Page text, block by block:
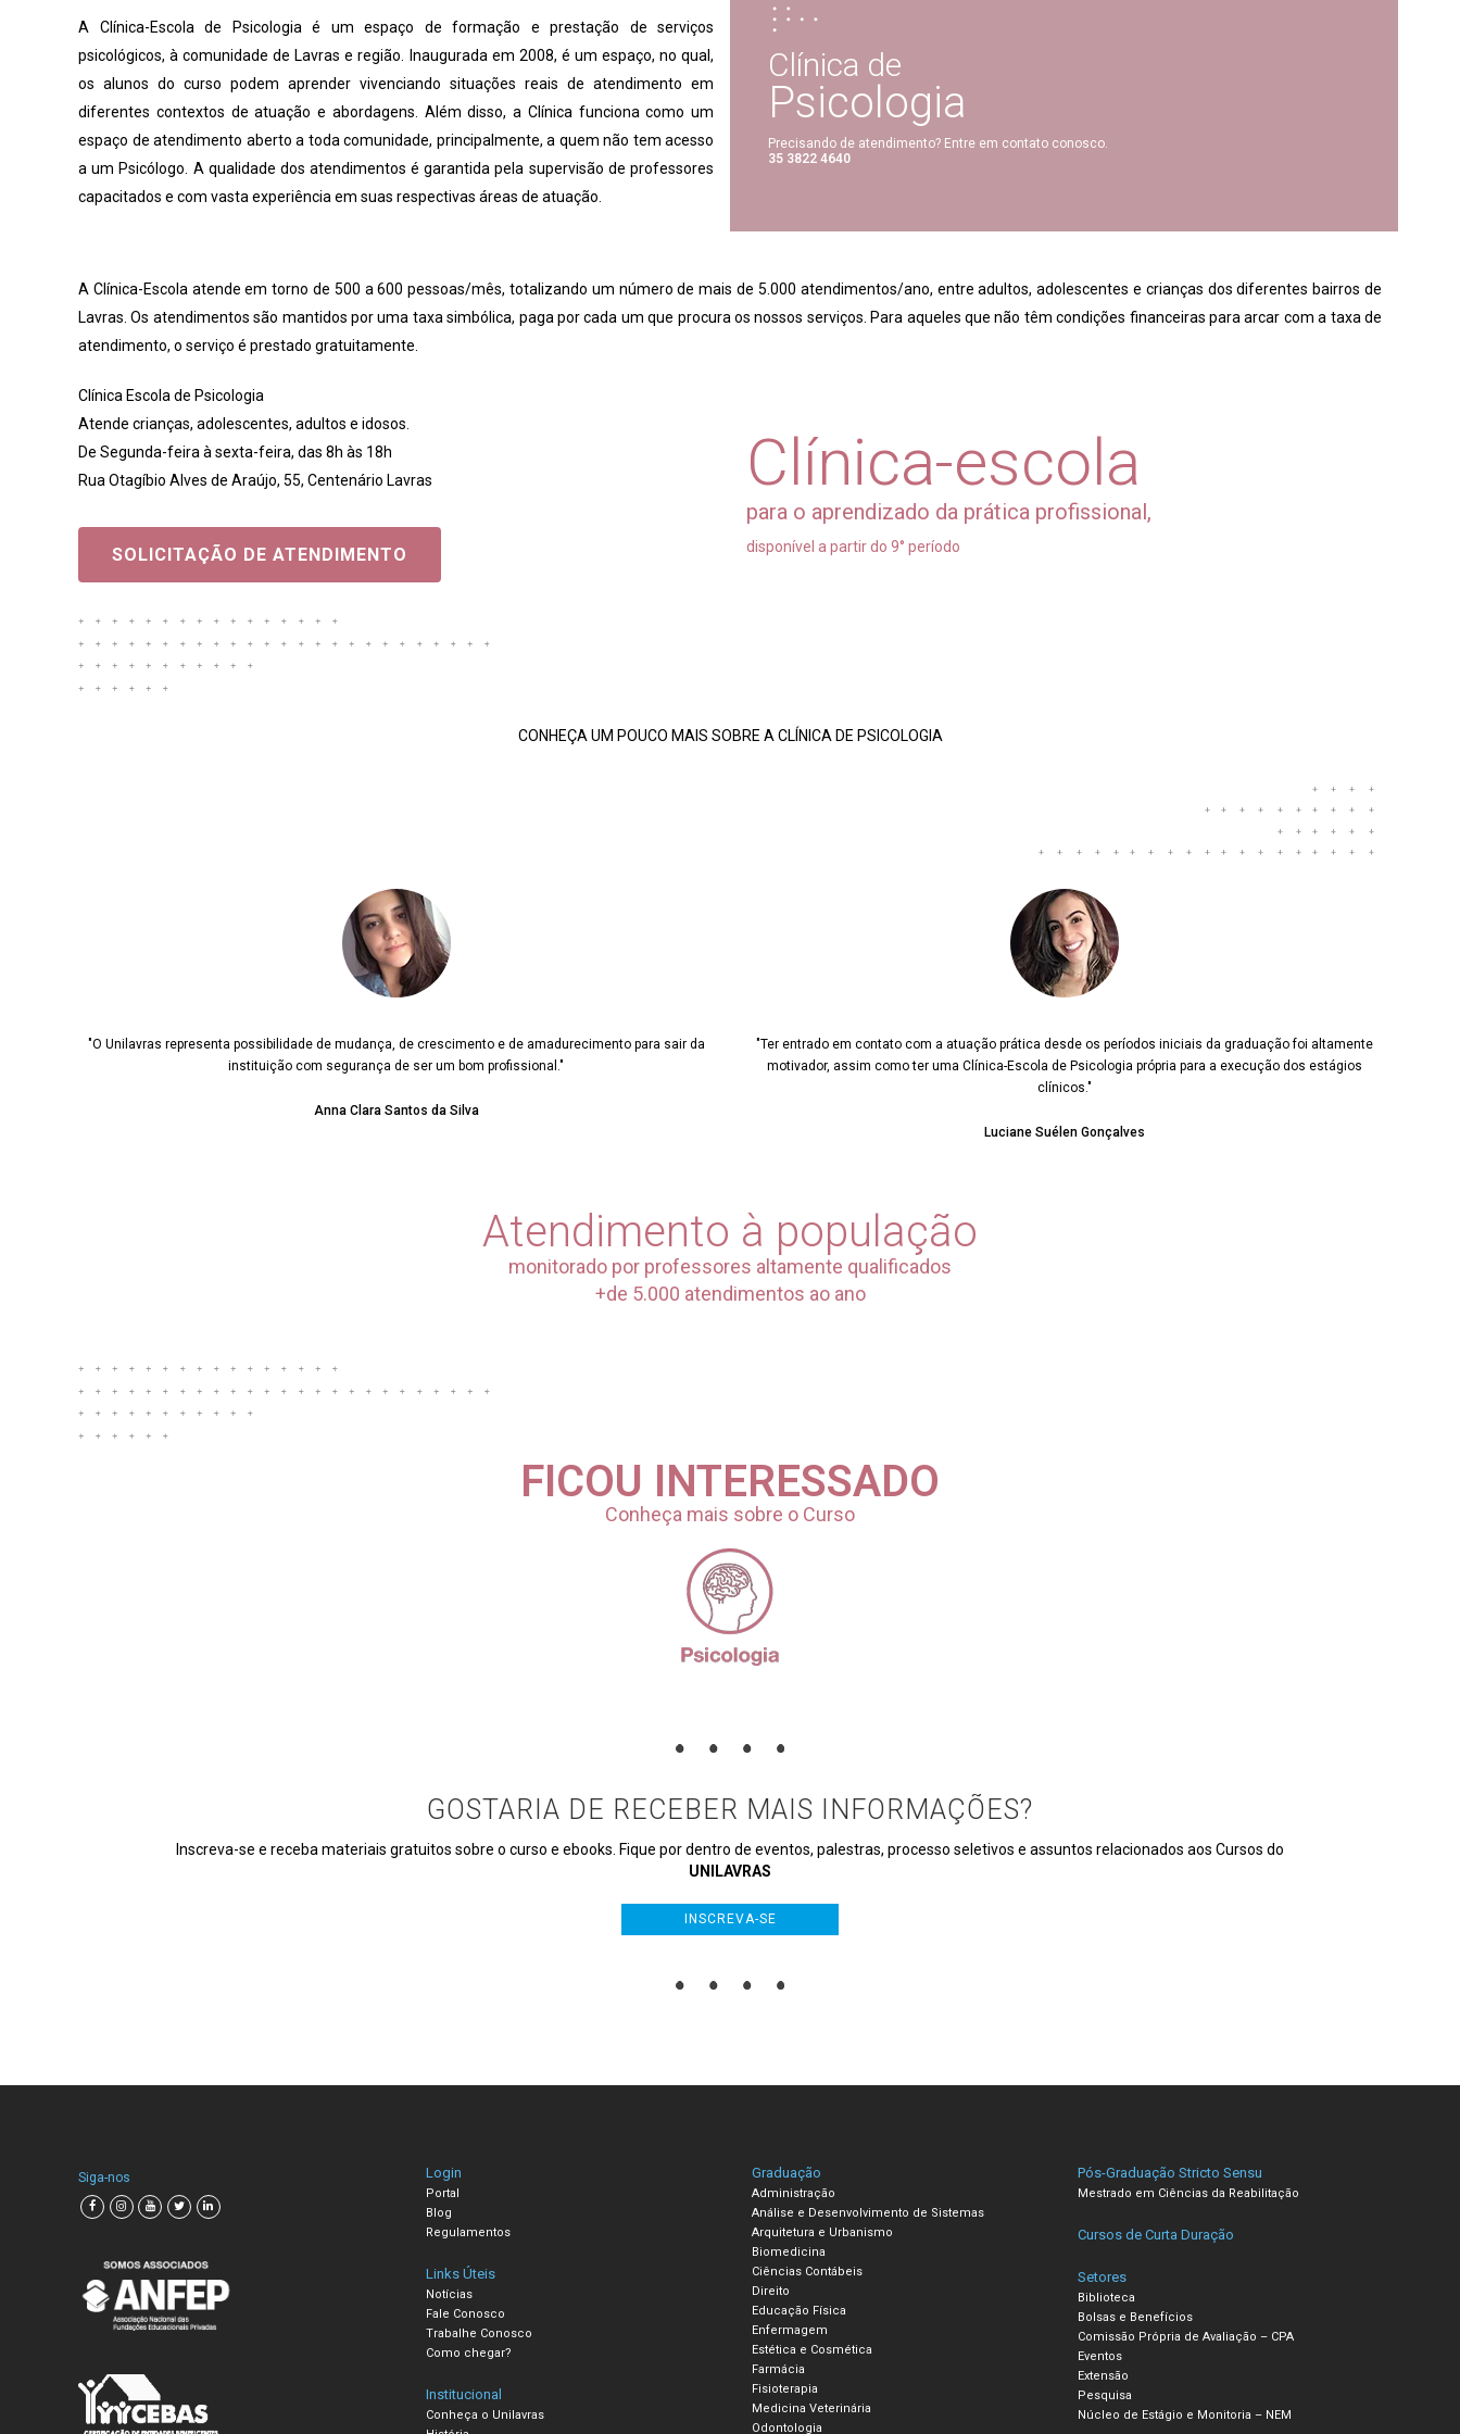
A Clínica-Escola de Psicologia é um espaço de formação e prestação de serviços
psicológicos, à comunidade de Lavras e região. Inaugurada em 2008, é um espaço, no qual,
os alunos do curso podem aprender vivenciando situações reais de atendimento em
diferentes contextos de atuação e abordagens. Além disso, a Clínica funciona como um
espaço de atendimento aberto a toda comunidade, principalmente, a quem não tem acesso
a um Psicólogo. A qualidade dos atendimentos é garantida pela supervisão de professores
capacitados e com vasta experiência em suas respectivas áreas de atuação.
Clínica de
Psicologia
Precisando de atendimento? Entre em contato conosco.
35 3822 4640
A Clínica-Escola atende em torno de 500 a 600 pessoas/mês, totalizando um número de mais de 5.000 atendimentos/ano, entre adultos, adolescentes e crianças dos diferentes bairros de
Lavras. Os atendimentos são mantidos por uma taxa simbólica, paga por cada um que procura os nossos serviços. Para aqueles que não têm condições financeiras para arcar com a taxa de
atendimento, o serviço é prestado gratuitamente.
Clínica Escola de Psicologia
Atende crianças, adolescentes, adultos e idosos.
De Segunda-feira à sexta-feira, das 8h às 18h
Rua Otagíbio Alves de Araújo, 55, Centenário Lavras
SOLICITAÇÃO DE ATENDIMENTO
Clínica-escola
para o aprendizado da prática profissional,
disponível a partir do 9° período
CONHEÇA UM POUCO MAIS SOBRE A CLÍNICA DE PSICOLOGIA
"O Unilavras representa possibilidade de mudança, de crescimento e de amadurecimento para sair da
instituição com segurança de ser um bom profissional."
Anna Clara Santos da Silva
"Ter entrado em contato com a atuação prática desde os períodos iniciais da graduação foi altamente
motivador, assim como ter uma Clínica-Escola de Psicologia própria para a execução dos estágios
clínicos."
Luciane Suélen Gonçalves
Atendimento à população
monitorado por professores altamente qualificados
+de 5.000 atendimentos ao ano
FICOU INTERESSADO
Conheça mais sobre o Curso
GOSTARIA DE RECEBER MAIS INFORMAÇÕES?
Inscreva-se e receba materiais gratuitos sobre o curso e ebooks. Fique por dentro de eventos, palestras, processo seletivos e assuntos relacionados aos Cursos do
UNILAVRAS
INSCREVA-SE
Siga-nos Login
Portal
Blog
Regulamentos
Links Úteis
Notícias
Fale Conosco
Trabalhe Conosco
Como chegar?
Institucional
Conheça o Unilavras
Graduação
Administração
Análise e Desenvolvimento de Sistemas
Arquitetura e Urbanismo
Biomedicina
Ciências Contábeis
Direito
Educação Física
Enfermagem
Estética e Cosmética
Farmácia
Fisioterapia
Medicina Veterinária
Odontologia
Pós-Graduação Stricto Sensu
Mestrado em Ciências da Reabilitação
Cursos de Curta Duração
Setores
Biblioteca
Bolsas e Benefícios
Comissão Própria de Avaliação – CPA
Eventos
Extensão
Pesquisa
Núcleo de Estágio e Monitoria – NEM